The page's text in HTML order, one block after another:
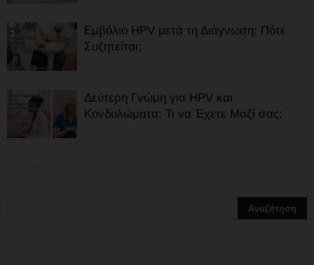
Εμβόλιο HPV μετά τη Διάγνωση: Πότε
Συζητείται;
Δεύτερη Γνώμη για HPV και
Κονδυλώματα: Τι να Έχετε Μαζί σας;